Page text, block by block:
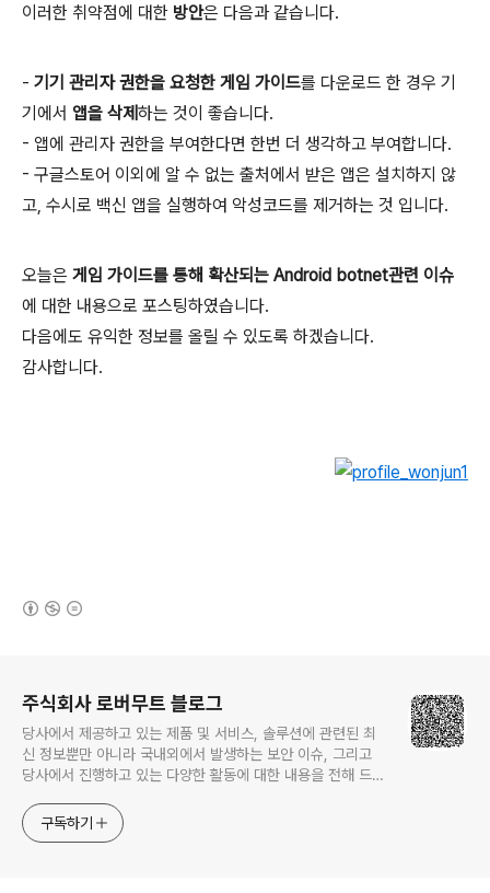
이러한 취약점에 대한 방안은 다음과 같습니다.
- 기기 관리자 권한을 요청한 게임 가이드를 다운로드 한 경우 기
기에서 앱을 삭제 하는 것이 좋습니다.
- 앱에 관리자 권한을 부여한다면 한번 더 생각하고 부여합니다.
- 구글스토어 이외에 알 수 없는 출처에서 받은 앱은 설치하지 않
고, 수시로 백신 앱을 실행하여 악성코드를 제거하는 것 입니다.
오늘은 게임 가이드를 통해 확산되는 Android botnet관련 이슈
에 대한 내용으로 포스팅하였습니다.
다음에도 유익한 정보를 올릴 수 있도록 하겠습니다.
감사합니다.
주식회사 로버무트 블로그
당사에서 제공하고 있는 제품 및 서비스, 솔루션에 관련된 최
신 정보뿐만 아니라 국내외에서 발생하는 보안 이슈, 그리고
당사에서 진행하고 있는 다양한 활동에 대한 내용을 전해 드립
구독하기